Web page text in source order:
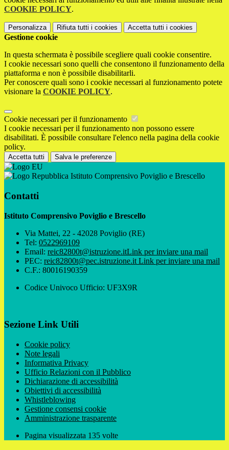
COOKIE POLICY.
Personalizza Rifiuta tutti i cookies Accetta tutti i cookies
Gestione cookie
In questa schermata è possibile scegliere quali cookie consentire.
I cookie necessari sono quelli che consentono il funzionamento della
piattaforma e non è possibile disabilitarli.
Per conoscere quali sono i cookie necessari al funzionamento potete
visionare la COOKIE POLICY.
Cookie necessari per il funzionamento
I cookie necessari per il funzionamento non possono essere
disabilitati. È possibile consultare l'elenco nella pagina della cookie
policy.
Accetta tutti Salva le preferenze
Istituto Comprensivo Poviglio e Brescello
Contatti
Istituto Comprensivo Poviglio e Brescello
Via Mattei, 22 - 42028 Poviglio (RE)
Tel: 0522969109
Email: reic82800t@istruzione.itLink per inviare una mail
PEC: reic82800t@pec.istruzione.it Link per inviare una mail
C.F.: 80016190359
Codice Univoco Ufficio: UF3X9R
Sezione Link Utili
Cookie policy
Note legali
Informativa Privacy
Ufficio Relazioni con il Pubblico
Dichiarazione di accessibilità
Obiettivi di accessibilità
Whistleblowing
Gestione consensi cookie
Amministrazione trasparente
Pagina visualizzata 135 volte